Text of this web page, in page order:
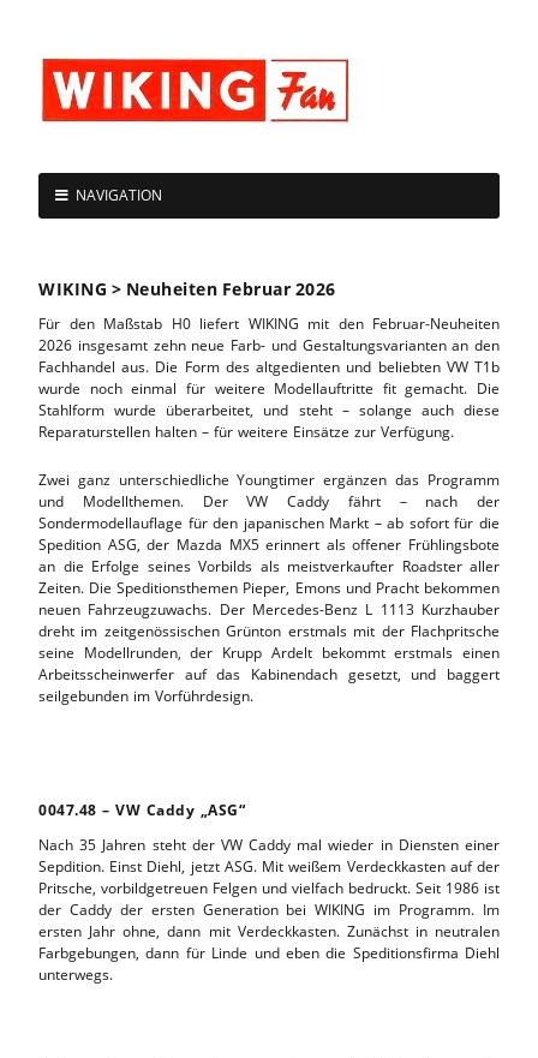
NAVIGATION
WIKING > Neuheiten Februar 2026
Für den Maßstab H0 liefert WIKING mit den Februar-Neuheiten
2026 insgesamt zehn neue Farb- und Gestaltungsvarianten an den
Fachhandel aus. Die Form des altgedienten und beliebten VW T1b
wurde noch einmal für weitere Modellauftritte fit gemacht. Die
Stahlform wurde überarbeitet, und steht – solange auch diese
Reparaturstellen halten – für weitere Einsätze zur Verfügung.
Zwei ganz unterschiedliche Youngtimer ergänzen das Programm
und Modellthemen. Der VW Caddy fährt – nach der
Sondermodellauflage für den japanischen Markt – ab sofort für die
Spedition ASG, der Mazda MX5 erinnert als offener Frühlingsbote
an die Erfolge seines Vorbilds als meistverkaufter Roadster aller
Zeiten. Die Speditionsthemen Pieper, Emons und Pracht bekommen
neuen Fahrzeugzuwachs. Der Mercedes-Benz L 1113 Kurzhauber
dreht im zeitgenössischen Grünton erstmals mit der Flachpritsche
seine Modellrunden, der Krupp Ardelt bekommt erstmals einen
Arbeitsscheinwerfer auf das Kabinendach gesetzt, und baggert
seilgebunden im Vorführdesign.
0047.48 – VW Caddy „ASG“
Nach 35 Jahren steht der VW Caddy mal wieder in Diensten einer
Sepdition. Einst Diehl, jetzt ASG. Mit weißem Verdeckkasten auf der
Pritsche, vorbildgetreuen Felgen und vielfach bedruckt. Seit 1986 ist
der Caddy der ersten Generation bei WIKING im Programm. Im
ersten Jahr ohne, dann mit Verdeckkasten. Zunächst in neutralen
Farbgebungen, dann für Linde und eben die Speditionsfirma Diehl
unterwegs.